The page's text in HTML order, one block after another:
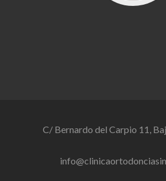
C/ Bernardo del Carpio 11,